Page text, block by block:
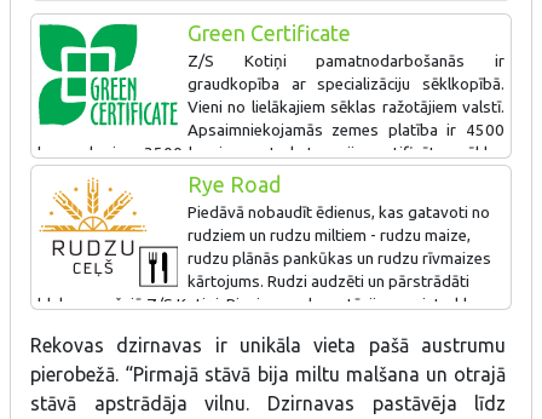
Green Certificate
Z/S Kotiņi pamatnodarbošanās ir
graudkopība ar specializāciju sēklkopībā.
Vieni no lielākajiem sēklas ražotājiem valstī.
Apsaimniekojamās zemes platība ir 4500
ha, no kuriem 3500 ha ir augstu kategoriju sertificētas sēklas
lauki. Audzē kviešus, miežus, rapsi, pupas, zirņus, auzas, rudzus,
eļļas rutkus, sinepes, griķus, āboliņu, sarkano auzeni, timotiņu,
Speltas kviešus. Zaļais sertifikāts ir piešķirts Rekovas
dzirnavām, kas ir viens no Z/S Kotiņu uzņēmumiem. Šeit uzņem
tūristus un cienā ar Latgales kulinārā mantojumu. Ēka tiek
apkurināta ar graudu atsijām, kas ir labs aprites ekonimikas
piemērs. Zaļo sertifikātu iegūst pirmo reizi.
Rye Road
Piedāvā nobaudīt ēdienus, kas gatavoti no
rudziem un rudzu miltiem - rudzu maize,
rudzu plānās pankūkas un rudzu rīvmaizes
kārtojums. Rudzi audzēti un pārstrādāti
blakus esošajā Z/S Kotiņi. Pieejamas degustācijas, meistarklases
Rekovas dzirnavas ir unikāla vieta pašā austrumu
pierobežā. “Pirmajā stāvā bija miltu malšana un otrajā
stāvā apstrādāja vilnu. Dzirnavas pastāvēja līdz